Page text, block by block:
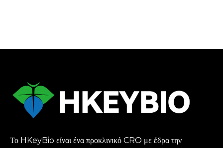
Το HKeyBio είναι ένα προκλινικό CRO με έδρα την